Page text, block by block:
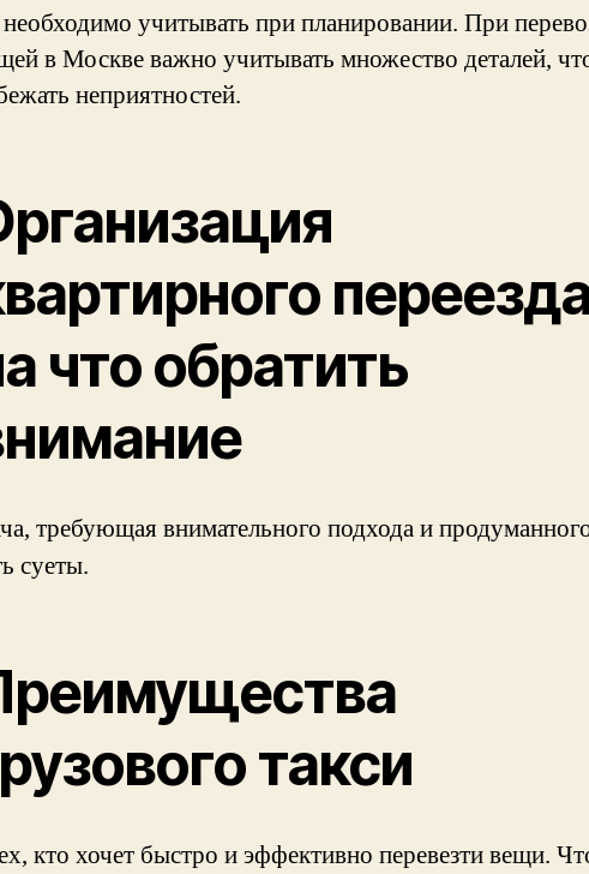
необходимо учитывать при планировании. При
в Москве важно учитывать множество деталей,
неприятностей.
что обратить
требующая внимательного подхода и
суеты.
такси
кто хочет быстро и эффективно перевезти вещи.